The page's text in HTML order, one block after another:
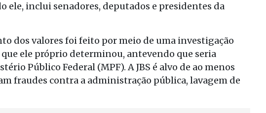
ele, inclui senadores, deputados e presidentes da
dos valores foi feito por meio de uma investigação
ele próprio determinou, antevendo que seria
Público Federal (MPF). A JBS é alvo de ao menos
fraudes contra a administração pública, lavagem de